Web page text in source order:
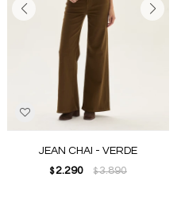
JEAN CHAI - VERDE
$ 2.290 $3.890